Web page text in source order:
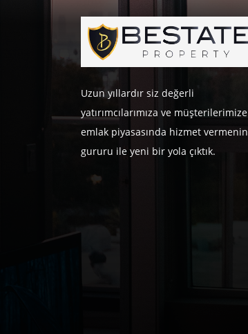
Uzun yıllardır siz değerli
yatırımcılarımıza ve müşterilerimize
emlak piyasasında hizmet vermenin
gururu ile yeni bir yola çıktık.